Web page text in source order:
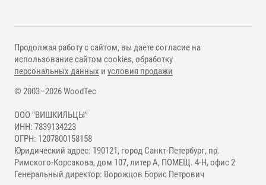
© 2003–2026 WoodTec
ООО "ВИШКИЛЬЦЫ"
ИНН: 7839134223
ОГРН: 1207800158158
Юридический адрес: 190121, город Санкт-Петербург, пр.
Римского-Корсакова, дом 107, литер А, ПОМЕЩ. 4-Н, офис 2
Генеральный директор: Ворожцов Борис Петрович
Продолжая работу с сайтом, вы даете согласие на
использование сайтом cookies, обработку
персональных данных и условия продажи